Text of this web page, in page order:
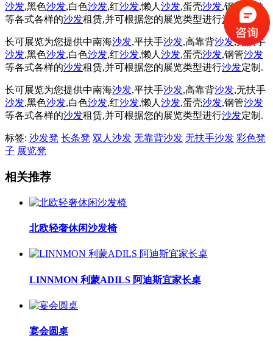
沙发,黑色沙发,白色沙发,红沙发,懒人 沙发,蛋壳沙发,钢管沙发
等各式各样的沙发租赁,并可根据您的展览类型进行沙发 定制.
长可展览为您提供中南海沙发,平扶手沙发,高靠背沙发,无扶手
沙发,黑色沙发,白色沙发,红沙发,懒人 沙发,蛋壳沙发,钢管沙发
等各式各样的沙发租赁,并可根据您的展览类型进行沙发定制.
长可展览为您提供中南海沙发,平扶手沙发,高靠背沙发,无扶手
沙发,黑色沙发,白色沙发,红沙发,懒人 沙发,蛋壳沙发,钢管沙发
等各式各样的沙发租赁,并可根据您的展览类型进行沙发定制.
标签: 沙发凳 长条凳 双人沙发 无靠背沙发 无扶手沙发 彩色凳
子 展览凳
相关推荐
北欧轻奢休闲沙发椅
LINNMON 利蒙ADILS 阿迪斯宜家长桌
宴会圆桌